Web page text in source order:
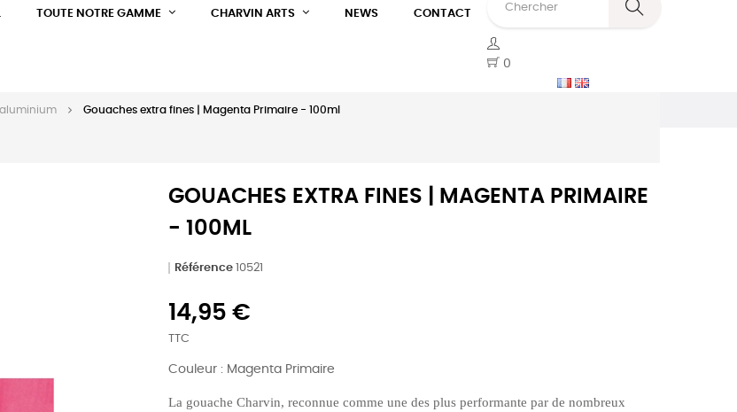
TOUTE NOTRE GAMME CHARVIN ARTS NEWS CONTACT
0
aluminium Gouaches extra fines | Magenta Primaire - 100ml
GOUACHES EXTRA FINES | MAGENTA PRIMAIRE
- 100ML
Référence 10521
14,95 €
TTC
Couleur : Magenta Primaire
La gouache Charvin, reconnue comme une des plus performante par de nombreux